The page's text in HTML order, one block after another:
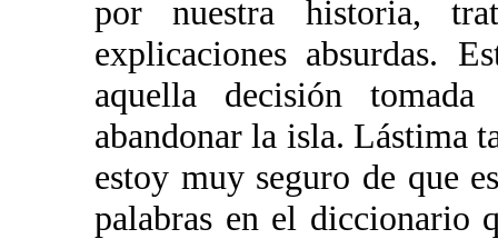
por nuestra historia,
explicaciones absurdas.
aquella decisión
abandonar la isla. Lástima
estoy muy seguro de que
palabras en el diccionario